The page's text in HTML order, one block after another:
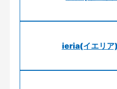
ieria(イエリア